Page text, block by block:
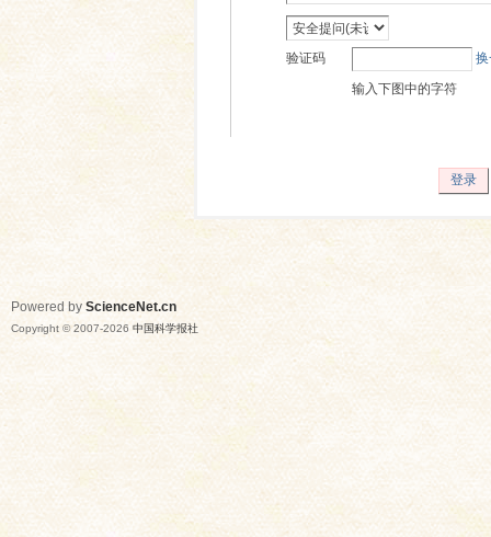
验证码
输入下图中的字符
登录
Powered by ScienceNet.cn
Copyright © 2007-2026 中国科学报社